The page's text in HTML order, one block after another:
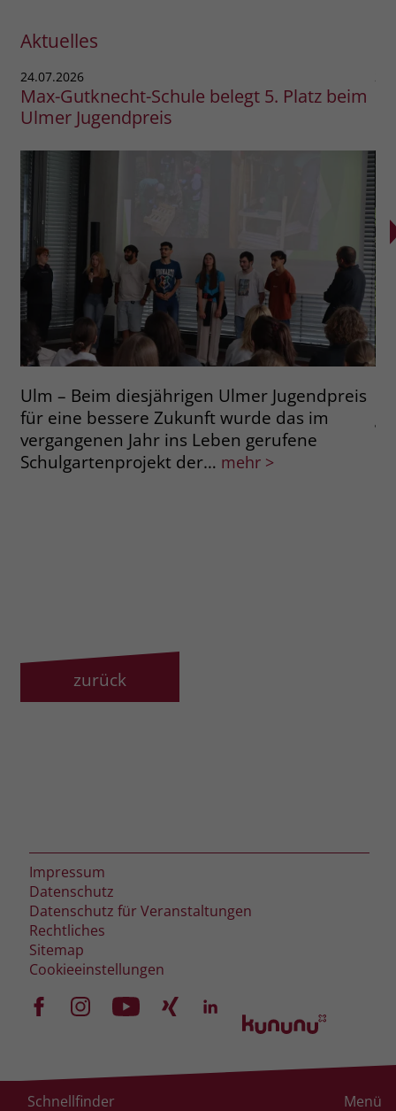
Aktuelles
24.07.2026
Max-Gutknecht-Schule belegt 5. Platz beim
Ulmer Jugendpreis
Ulm – Beim diesjährigen Ulmer Jugendpreis
für eine bessere Zukunft wurde das im
vergangenen Jahr ins Leben gerufene
Schulgartenprojekt der… mehr >
zurück
Impressum
Datenschutz
Datenschutz für Veranstaltungen
Rechtliches
Sitemap
Cookieeinstellungen
Schnellfinder Menü